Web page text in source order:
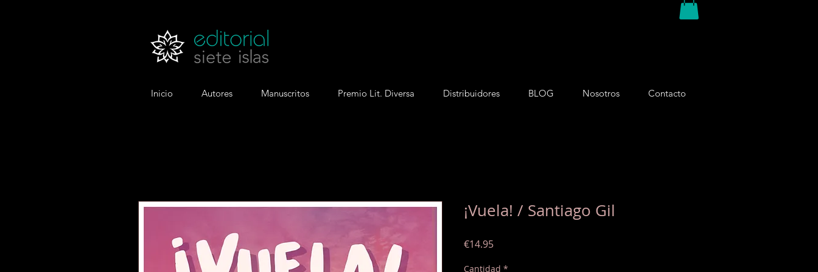
Inicio Autores Manuscritos Premio Lit. Diversa Distribuidores BLOG Nosotros Contacto
¡Vuela! / Santiago Gil
€14.95Precio
Cantidad *